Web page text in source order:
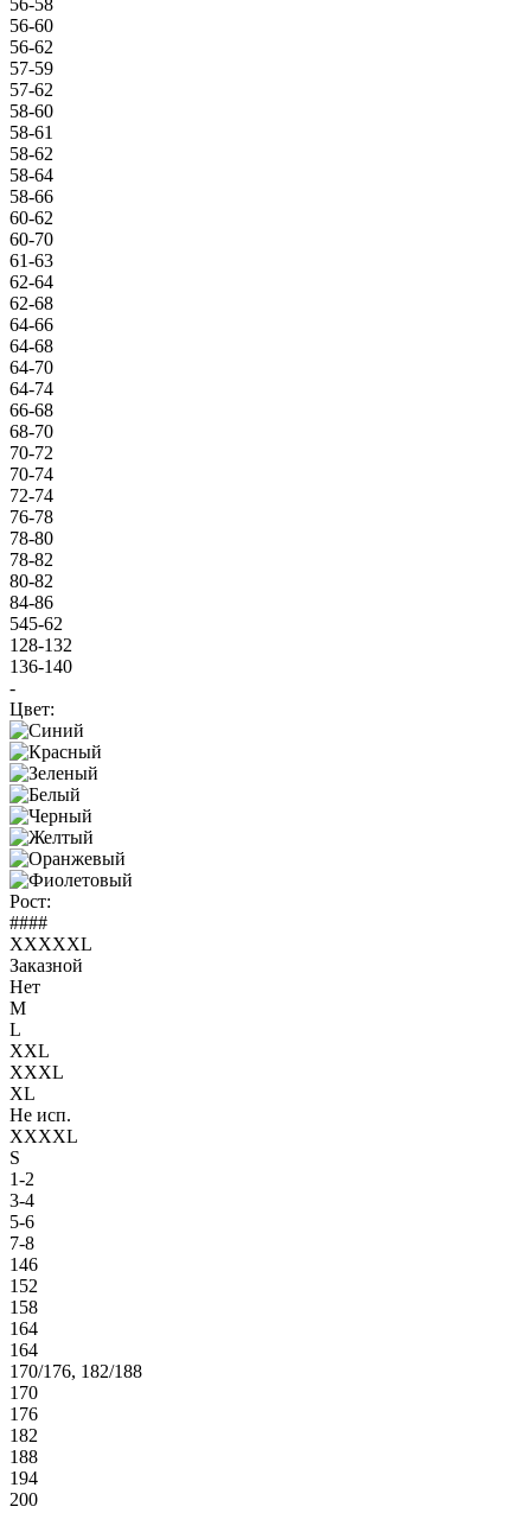
56-60
56-62
57-59
57-62
58-60
58-61
58-62
58-64
58-66
60-62
60-70
61-63
62-64
62-68
64-66
64-68
64-70
64-74
66-68
68-70
70-72
70-74
72-74
76-78
78-80
78-82
80-82
84-86
545-62
128-132
136-140
-
Цвет:
Рост:
####
XXXXXL
Заказной
Нет
M
L
XXL
XXXL
XL
Не исп.
XXXXL
S
1-2
3-4
5-6
7-8
146
152
158
164
164
170/176, 182/188
170
176
182
188
194
200